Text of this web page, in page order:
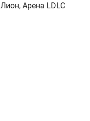
Арена LDLC